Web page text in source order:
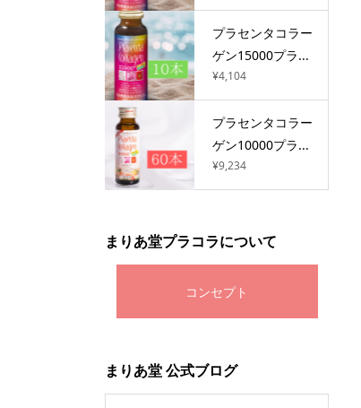
プラセンタコラー
ゲン15000プラ...
¥4,104
プラセンタコラー
ゲン10000プラ...
¥9,234
まりあ堂プラコラについて
コンセプト
まりあ堂 公式ブログ